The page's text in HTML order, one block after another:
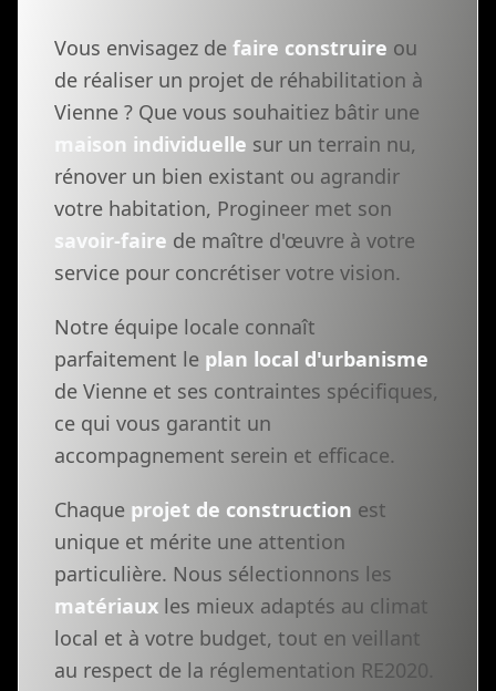
Vous envisagez de faire construire ou
de réaliser un projet de réhabilitation à
Vienne ? Que vous souhaitiez bâtir une
maison individuelle sur un terrain nu,
rénover un bien existant ou agrandir
votre habitation, Progineer met son
savoir-faire de maître d'œuvre à votre
service pour concrétiser votre vision.
Notre équipe locale connaît
parfaitement le plan local d'urbanisme
de Vienne et ses contraintes spécifiques,
ce qui vous garantit un
accompagnement serein et efficace.
Chaque projet de construction est
unique et mérite une attention
particulière. Nous sélectionnons les
matériaux les mieux adaptés au climat
local et à votre budget, tout en veillant
au respect de la réglementation RE2020.